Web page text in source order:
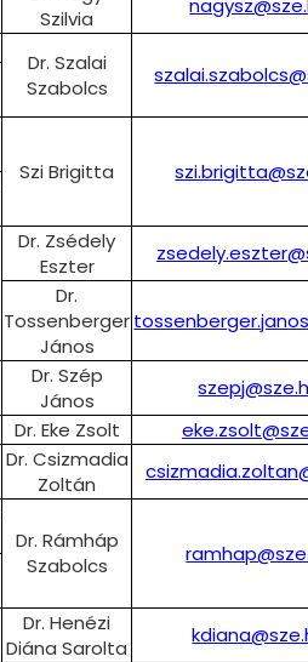
Szilvia
Dr. Szalai
Szabolcs
Szi Brigitta
Dr. Zsédely
Eszter
Dr.
Tossenberger
János
Dr. Szép
János
Dr. Eke Zsolt
Dr. Csizmadia
Zoltán
Dr. Rámháp
Szabolcs
Dr. Henézi
Diána Sarolta